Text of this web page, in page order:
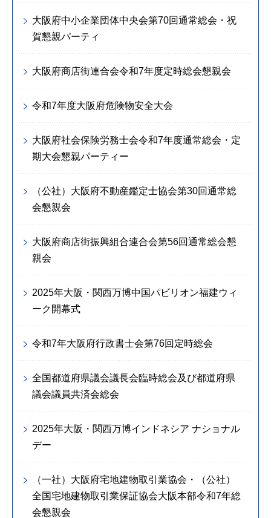
大阪府中小企業団体中央会第70回通常総会・祝
賀懇親パーティ
大阪府商店街連合会令和7年度定時総会懇親会
令和7年度大阪府危険物安全大会
大阪府社会保険労務士会令和7年度通常総会・定
期大会懇親パーティー
（公社）大阪府不動産鑑定士協会第30回通常総
会懇親会
大阪府商店街振興組合連合会第56回通常総会懇
親会
2025年大阪・関西万博中国パビリオン福建ウィ
ーク開幕式
令和7年大阪府行政書士会第76回定時総会
全国都道府県議会議長会臨時総会及び都道府県
議会議員共済会総会
2025年大阪・関西万博インドネシア ナショナル
デー
（一社）大阪府宅地建物取引業協会・（公社）
全国宅地建物取引業保証協会大阪本部令和7年総
会懇親会